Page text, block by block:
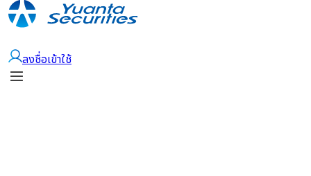
ลงชื่อเข้าใช้